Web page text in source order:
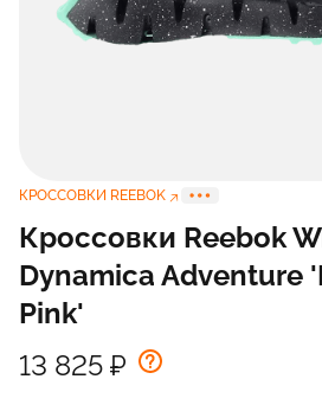
КРОССОВКИ REEBOK
Кроссовки Reebok
Dynamica Adventure
Pink'
13 825 ₽